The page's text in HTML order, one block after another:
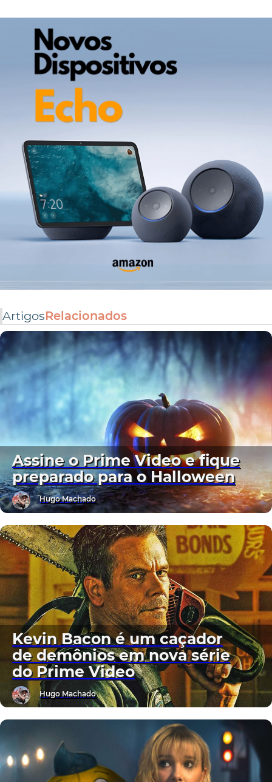
ArtigosRelacionados
Assine o Prime Video e fique
preparado para o Halloween
Hugo Machado
Kevin Bacon é um caçador
de demônios em nova série
do Prime Video
Hugo Machado